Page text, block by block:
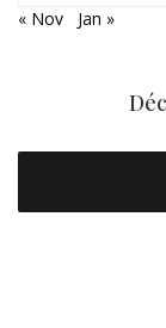
« Nov Jan »